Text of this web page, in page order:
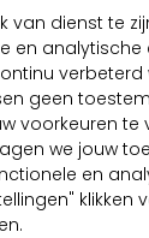
van dienst te
en
verbeterd
geen
voorkeuren
we jouw
en
€